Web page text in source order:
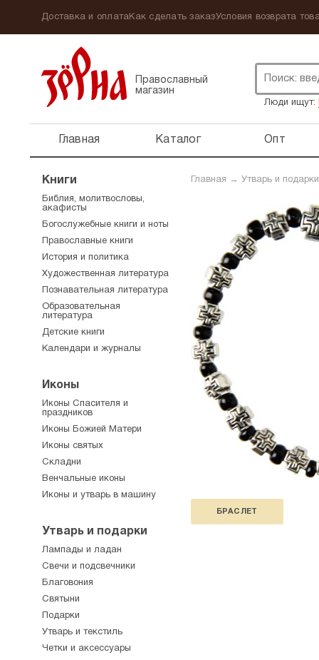
Доставка и оплатаКак сделать заказУсловия возврата
Православный
магазин
Люди ищут:
Главная Каталог Опт
Главная → Утварь и подарки
БРАСЛЕТ
Книги
Библия, молитвословы,
акафисты
Богослужебные книги и ноты
Православные книги
История и политика
Художественная литература
Познавательная литература
Образовательная
литература
Детские книги
Календари и журналы
Иконы
Иконы Спасителя и
праздников
Иконы Божией Матери
Иконы святых
Складни
Венчальные иконы
Иконы и утварь в машину
Утварь и подарки
Лампады и ладан
Свечи и подсвечники
Благовония
Святыни
Подарки
Утварь и текстиль
Четки и аксессуары